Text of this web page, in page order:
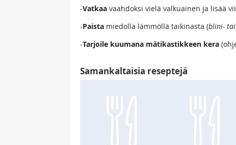
-Vatkaa vaahdoksi vielä valkuainen ja lisää
-Paista miedolla lämmöllä taikinasta (blini-
-Tarjoile kuumana mätikastikkeen kera
Samankaltaisia reseptejä